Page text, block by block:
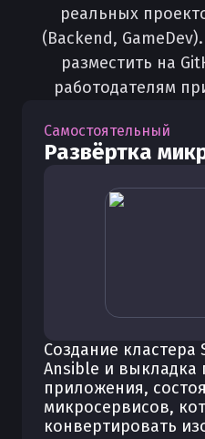
реальных
(Backend,
разместить на
работодателям
Самостоятельный
Развёртка
Создание
Ansible и выкладка
приложения,
микросервисов,
конвертировать